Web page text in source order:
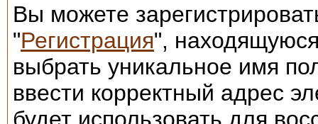
Вы можете
"Регистрация",
выбрать уникальное имя
ввести корректный адрес
будет использовать для